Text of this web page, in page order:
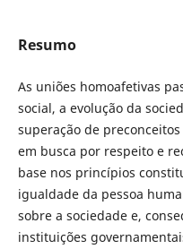
Resumo
As uniões homoafetivas
social, a evolução da
superação de
em busca por respeito e
base nos princípios
igualdade da pessoa
sobre a sociedade e,
instituições